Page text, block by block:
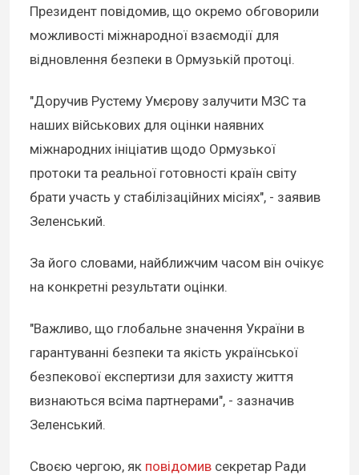
Президент повідомив, що окремо обговорили
можливості міжнародної взаємодії для
відновлення безпеки в Ормузькій протоці.
"Доручив Рустему Умєрову залучити МЗС та
наших військових для оцінки наявних
міжнародних ініціатив щодо Ормузької
протоки та реальної готовності країн світу
брати участь у стабілізаційних місіях", - заявив
Зеленський.
За його словами, найближчим часом він очікує
на конкретні результати оцінки.
"Важливо, що глобальне значення України в
гарантуванні безпеки та якість української
безпекової експертизи для захисту життя
визнаються всіма партнерами", - зазначив
Зеленський.
Своєю чергою, як повідомив секретар Ради